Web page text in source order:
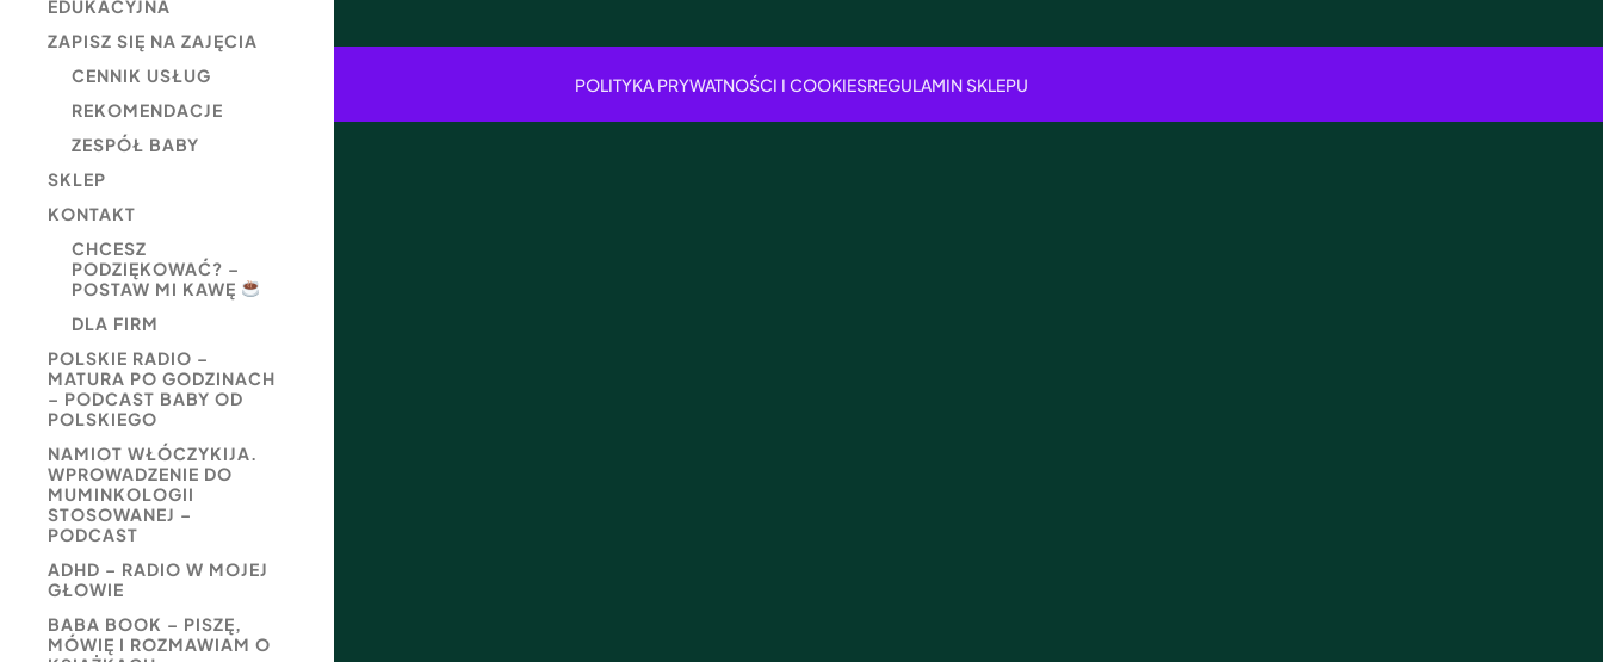
EDUKACYJNA
ZAPISZ SIĘ NA ZAJĘCIA
CENNIK USŁUG
REKOMENDACJE
ZESPÓŁ BABY
SKLEP
KONTAKT
CHCESZ
PODZIĘKOWAĆ? –
POSTAW MI KAWĘ
DLA FIRM
POLSKIE RADIO –
MATURA PO GODZINACH
– PODCAST BABY OD
POLSKIEGO
NAMIOT WŁÓCZYKIJA.
WPROWADZENIE DO
MUMINKOLOGII
STOSOWANEJ –
PODCAST
ADHD – RADIO W MOJEJ
GŁOWIE
BABA BOOK – PISZĘ,
MÓWIĘ I ROZMAWIAM O
POLITYKA PRYWATNOŚCI I COOKIESREGULAMIN SKLEPU